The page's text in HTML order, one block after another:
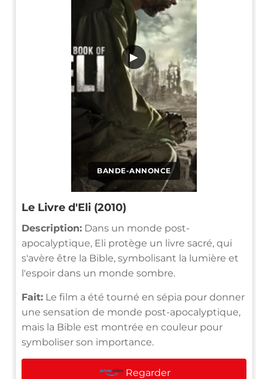
BANDE-ANNONCE
▶
Le Livre d'Eli (2010)
Description: Dans un monde post-
apocalyptique, Eli protège un livre sacré, qui
s'avère être la Bible, symbolisant la lumière et
l'espoir dans un monde sombre.
Fait: Le film a été tourné en sépia pour donner
une sensation de monde post-apocalyptique,
mais la Bible est montrée en couleur pour
symboliser son importance.
Regarder